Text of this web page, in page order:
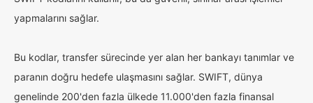
yapmalarını sağlar.
Bu kodlar, transfer sürecinde yer alan her bankayı tanımlar ve
paranın doğru hedefe ulaşmasını sağlar. SWIFT, dünya
genelinde 200'den fazla ülkede 11.000'den fazla finansal